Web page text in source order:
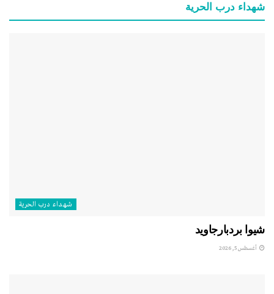
شهداء درب الحرية
شهداء درب الحرية
شيوا بردبارجاويد
أغسطس 5, 2026